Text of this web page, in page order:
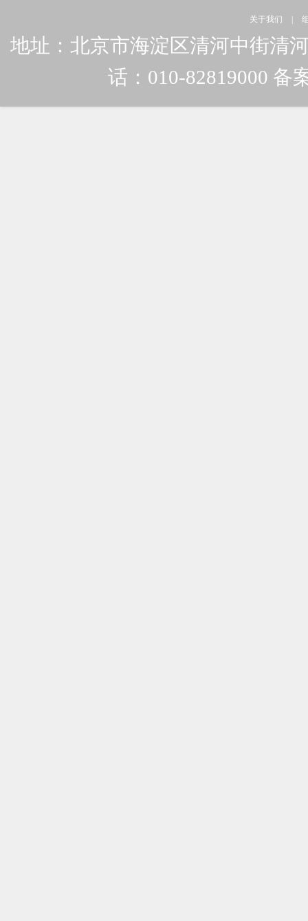
关于我们
地址：北京市海淀区清河中街清
话：010-82819000 备